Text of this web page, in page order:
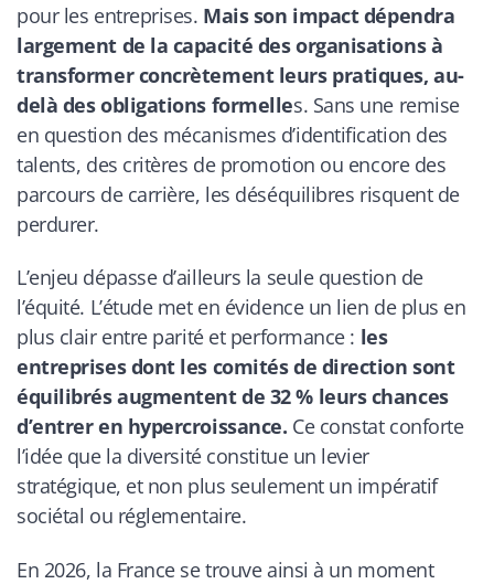
pour les entreprises. Mais son impact dépendra
largement de la capacité des organisations à
transformer concrètement leurs pratiques, au-
delà des obligations formelles. Sans une remise
en question des mécanismes d’identification des
talents, des critères de promotion ou encore des
parcours de carrière, les déséquilibres risquent de
perdurer.
L’enjeu dépasse d’ailleurs la seule question de
l’équité. L’étude met en évidence un lien de plus en
plus clair entre parité et performance : les
entreprises dont les comités de direction sont
équilibrés augmentent de 32 % leurs chances
d’entrer en hypercroissance. Ce constat conforte
l’idée que la diversité constitue un levier
stratégique, et non plus seulement un impératif
sociétal ou réglementaire.
En 2026, la France se trouve ainsi à un moment